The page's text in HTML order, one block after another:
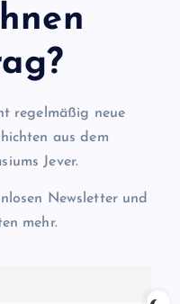
regelmäßig neue
aus dem
Jever.
Newsletter und
mehr.